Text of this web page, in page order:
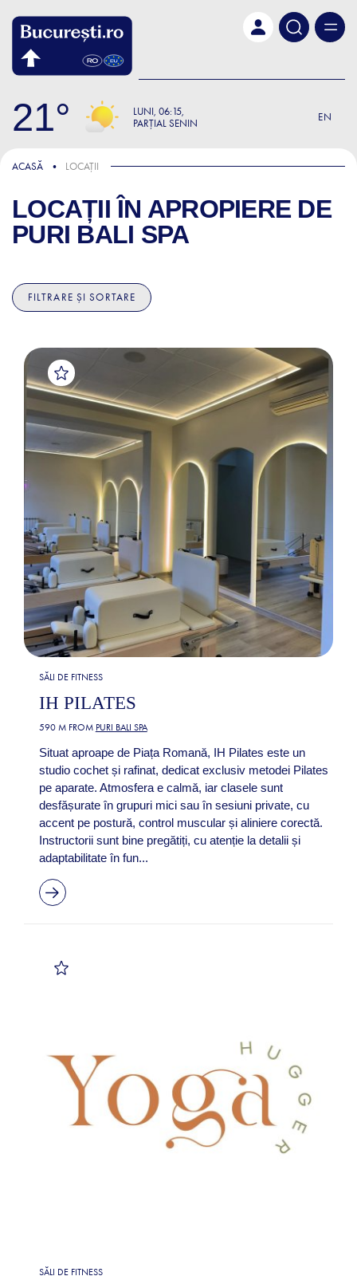
21 LUNI 06:15
PARȚIAL SENIN
EN
ACASĂ LOCAȚII
LOCAȚII ÎN APROPIERE DE
PURI BALI SPA
FILTRARE ȘI SORTARE
SĂLI DE FITNESS
IH PILATES
590 M FROM PURI BALI SPA
Situat aproape de Piața Romană, IH Pilates este un
studio cochet și rafinat, dedicat exclusiv metodei Pilates
pe aparate. Atmosfera e calmă, iar clasele sunt
desfășurate în grupuri mici sau în sesiuni private, cu
accent pe postură, control muscular și aliniere corectă.
Instructorii sunt bine pregătiți, cu atenție la detalii și
adaptabilitate în fun...
SĂLI DE FITNESS